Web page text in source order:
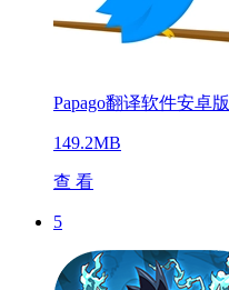
Papago翻译软件安卓版
149.2MB
查 看
5